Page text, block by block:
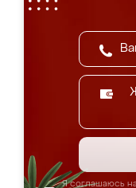
Я соглашаюсь